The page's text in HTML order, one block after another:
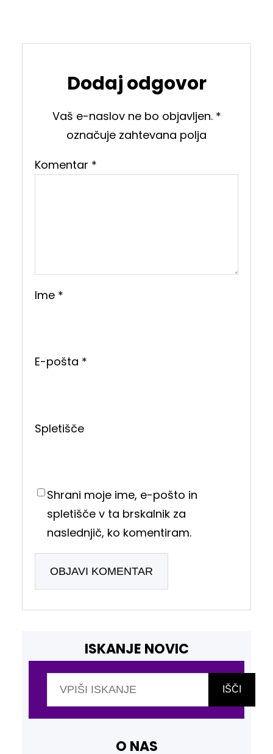
Dodaj odgovor
Vaš e-naslov ne bo objavljen. *
označuje zahtevana polja
Komentar *
Ime *
E-pošta *
Spletišče
Shrani moje ime, e-pošto in
spletišče v ta brskalnik za
naslednjič, ko komentiram.
ISKANJE NOVIC
IŠČI
O NAS